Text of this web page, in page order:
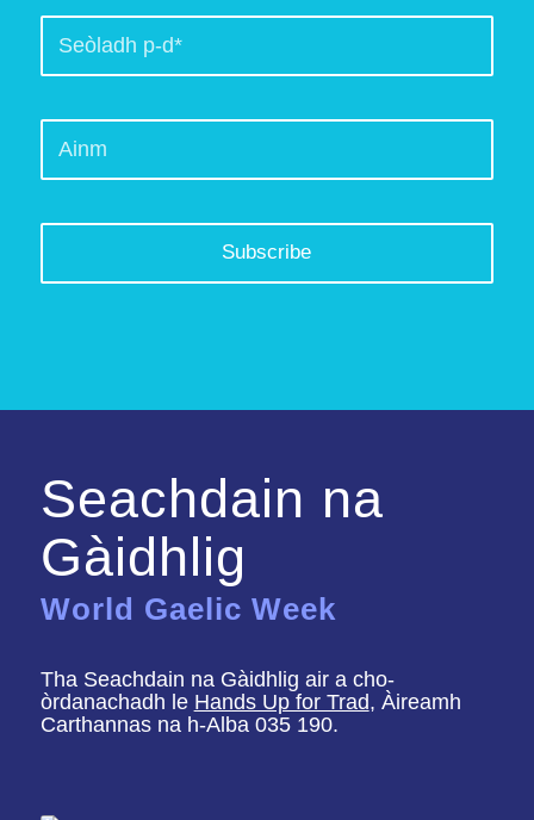
Seachdain na
Gàidhlig
World Gaelic Week
Tha Seachdain na Gàidhlig air a cho-
òrdanachadh le Hands Up for Trad, Àireamh
Carthannas na h-Alba 035 190.